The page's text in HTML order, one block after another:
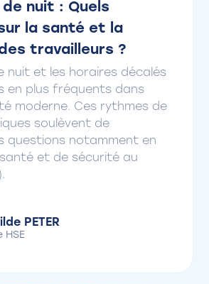
de nuit : Quels
la santé et la
travailleurs ?
nuit et les horaires décalés
en plus fréquents dans
moderne. Ces rythmes de
soulèvent de
questions notamment en
et de sécurité au
PETER
HSE